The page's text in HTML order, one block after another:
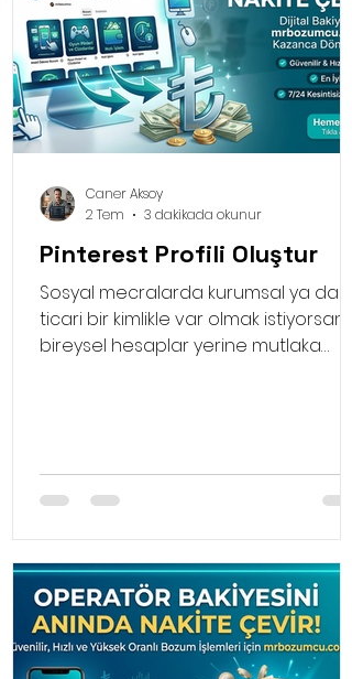
Pinterest Profili Oluştur
Sosyal mecralarda kurumsal ya da
ticari bir kimlikle var olmak istiyorsanız,
bireysel hesaplar yerine mutlaka
verileri, reklam panolarını ve detaylı
kitle istatistiklerini sunar.
Caner Aksoy
2 Tem
3 dakikada okunur